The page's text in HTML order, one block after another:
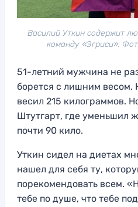
Василий Уткин содержит
команду «Эгриси».
51-летний мужчина не
борется с лишним весом.
весил 215 килограммов.
Штутгарт, где уменьшил
почти 90 кило.
Уткин сидел на диетах
нашел для себя ту,
порекомендовать всем.
тебе по душе, что тебе